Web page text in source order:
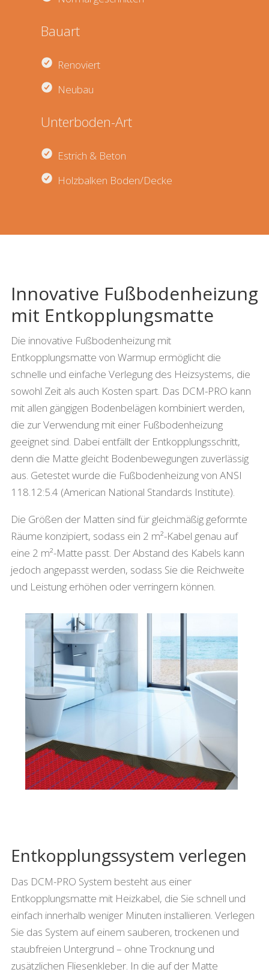
Bauart
Renoviert
Neubau
Unterboden-Art
Estrich & Beton
Holzbalken Boden/Decke
Innovative Fußbodenheizung
mit Entkopplungsmatte
Die innovative Fußbodenheizung mit
Entkopplungsmatte von Warmup ermöglicht die
schnelle und einfache Verlegung des Heizsystems, die
sowohl Zeit als auch Kosten spart. Das DCM-PRO kann
mit allen gängigen Bodenbelägen kombiniert werden,
die zur Verwendung mit einer Fußbodenheizung
geeignet sind. Dabei entfällt der Entkopplungsschritt,
denn die Matte gleicht Bodenbewegungen zuverlässig
aus. Getestet wurde die Fußbodenheizung von ANSI
118.12:5.4 (American National Standards Institute).
Die Größen der Matten sind für gleichmäßig geformte
Räume konzipiert, sodass ein 2 m²-Kabel genau auf
eine 2 m²-Matte passt. Der Abstand des Kabels kann
jedoch angepasst werden, sodass Sie die Reichweite
und Leistung erhöhen oder verringern können.
Entkopplungssystem verlegen
Das DCM-PRO System besteht aus einer
Entkopplungsmatte mit Heizkabel, die Sie schnell und
einfach innerhalb weniger Minuten installieren. Verlegen
Sie das System auf einem sauberen, trockenen und
staubfreien Untergrund – ohne Trocknung und
zusätzlichen Fliesenkleber. In die auf der Matte